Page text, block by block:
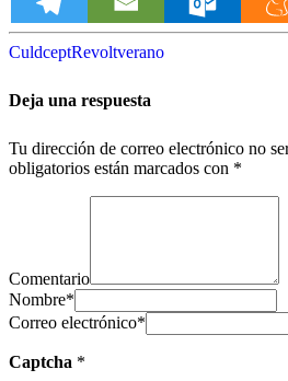
CuldceptRevoltverano
Deja una respuesta
Tu dirección de correo electrónico no
obligatorios están marcados con *
Comentario
Nombre*
Correo electrónico*
Captcha *